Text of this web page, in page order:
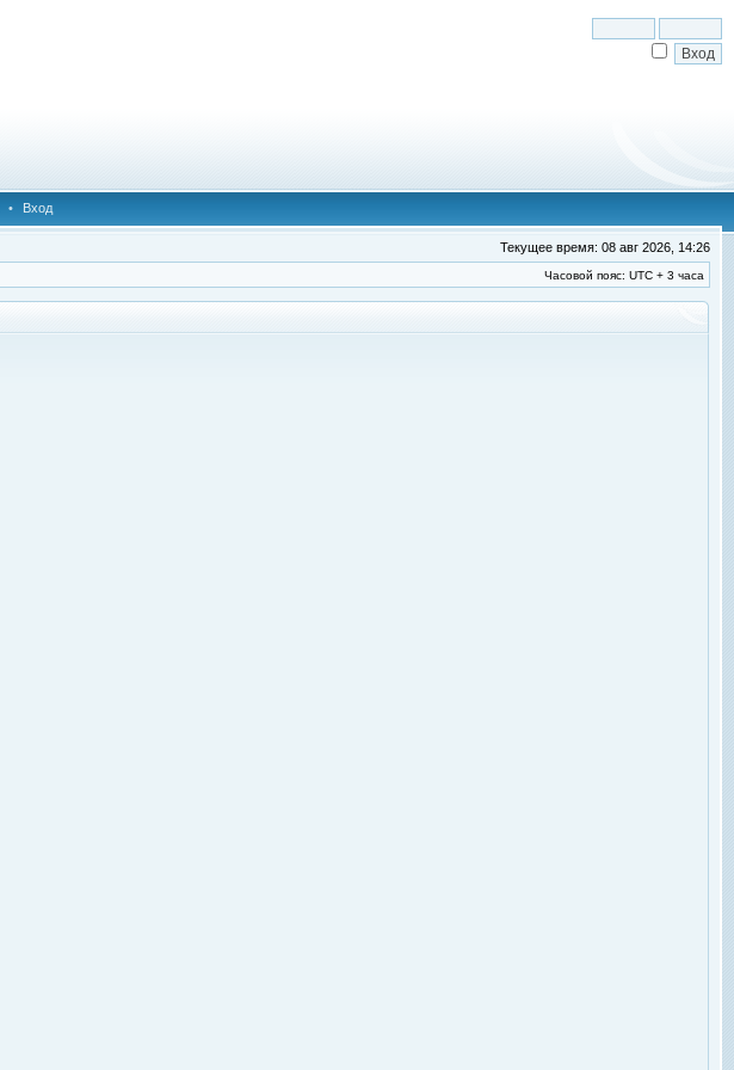
• Вход
Текущее время: 08 авг 2026, 14:26
Часовой пояс: UTC + 3 часа